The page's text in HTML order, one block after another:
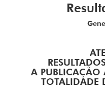
A PUBLICAÇÃO
TOTALIDADE